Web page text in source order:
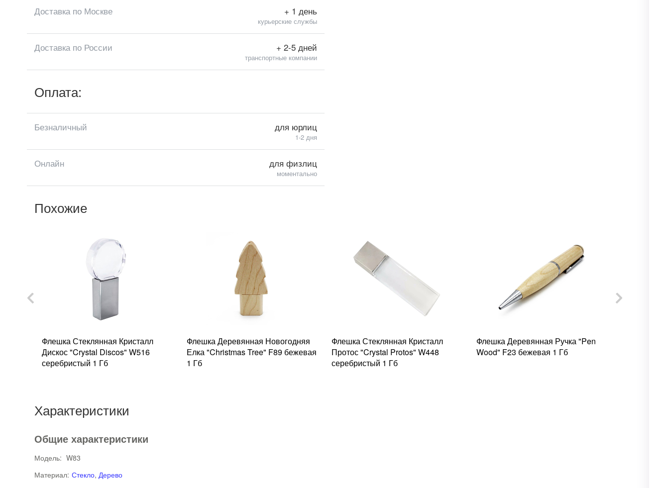
Доставка по Москве + 1 день
курьерские службы
Доставка по России + 2-5 дней
транспортные компании
Оплата:
Безналичный для юрлиц
1-2 дня
Онлайн для физлиц
моментально
Похожие
Флешка Стеклянная Кристалл
Дискос "Crystal Discos" W516
серебристый 1 Гб
Флешка Деревянная Новогодняя
Елка "Christmas Tree" F89 бежевая
1 Гб
Флешка Стеклянная Кристалл
Протос "Crystal Protos" W448
серебристый 1 Гб
Флешка Деревянная Ручка "Pen
Wood" F23 бежевая 1 Гб
Характеристики
Общие характеристики
Модель: W83
Материал: Стекло,Дерево